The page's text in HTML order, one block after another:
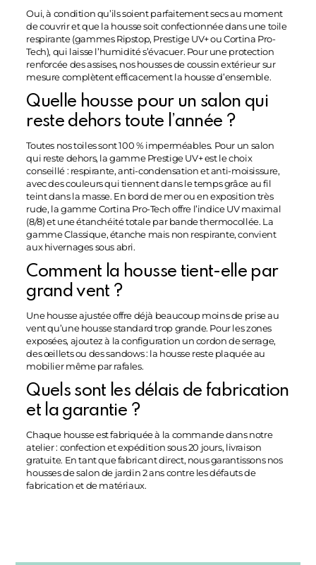
Oui, à condition qu’ils soient parfaitement secs au moment
de couvrir et que la housse soit confectionnée dans une toile
respirante (gammes Ripstop, Prestige UV+ ou Cortina Pro-
Tech), qui laisse l’humidité s’évacuer. Pour une protection
renforcée des assises, nos housses de coussin extérieur sur
mesure complètent efficacement la housse d’ensemble.
Quelle housse pour un salon qui
reste dehors toute l’année ?
Toutes nos toiles sont 100 % imperméables. Pour un salon
qui reste dehors, la gamme Prestige UV+ est le choix
conseillé : respirante, anti-condensation et anti-moisissure,
avec des couleurs qui tiennent dans le temps grâce au fil
teint dans la masse. En bord de mer ou en exposition très
rude, la gamme Cortina Pro-Tech offre l’indice UV maximal
(8/8) et une étanchéité totale par bande thermocollée. La
gamme Classique, étanche mais non respirante, convient
aux hivernages sous abri.
Comment la housse tient-elle par
grand vent ?
Une housse ajustée offre déjà beaucoup moins de prise au
vent qu’une housse standard trop grande. Pour les zones
exposées, ajoutez à la configuration un cordon de serrage,
des œillets ou des sandows : la housse reste plaquée au
mobilier même par rafales.
Quels sont les délais de fabrication
et la garantie ?
Chaque housse est fabriquée à la commande dans notre
atelier : confection et expédition sous 20 jours, livraison
gratuite. En tant que fabricant direct, nous garantissons nos
housses de salon de jardin 2 ans contre les défauts de
fabrication et de matériaux.